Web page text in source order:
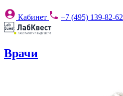
Кабинет +7 (495) 139-82-62
Врачи